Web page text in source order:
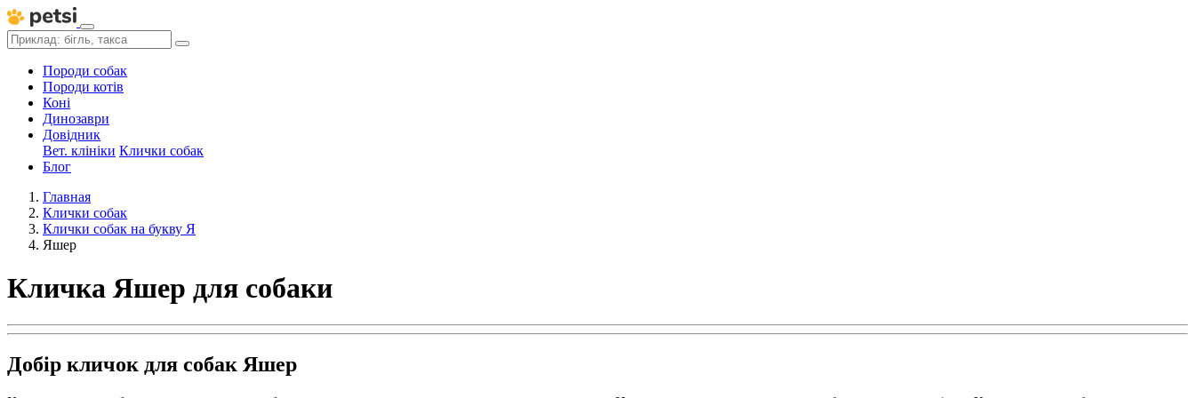
Породи собак
Породи котів
Коні
Динозаври
Довідник
Вет. клініки Клички собак
Блог
Главная
Клички собак
Клички собак на букву Я
Яшер
Кличка Яшер для собаки
Добір кличок для собак Яшер